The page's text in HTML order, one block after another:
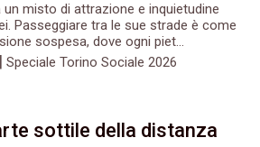
misto di attrazione e inquietudine
Passeggiare tra le sue strade è come
sospesa, dove ogni piet...
| Speciale Torino Sociale 2026
sottile della distanza